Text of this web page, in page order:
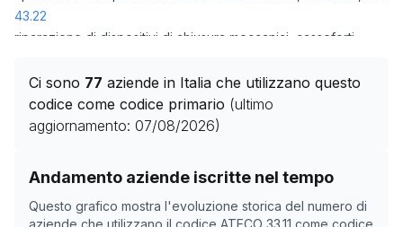
43.22
riparazione di dispositivi di chiusura meccanici, casseforti,
Ci sono 77 aziende in Italia che utilizzano questo
codice come codice primario (ultimo
aggiornamento: 07/08/2026)
Andamento aziende iscritte nel tempo
Questo grafico mostra l'evoluzione storica del numero di
aziende che utilizzano il codice ATECO 33.11 come codice
Storico numero di aziende con codice ATECO
Data rilevazione
01/05/2025
39